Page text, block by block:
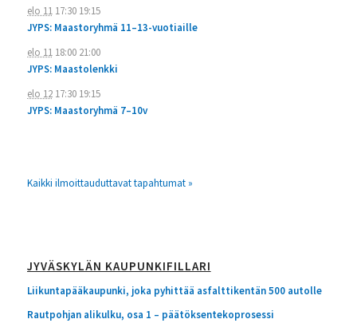
elo 1117:30 19:15
JYPS: Maastoryhmä 11–13-vuotiaille
elo 1118:00 21:00
JYPS: Maastolenkki
elo 1217:30 19:15
JYPS: Maastoryhmä 7–10v
Kaikki ilmoittauduttavat tapahtumat »
JYVÄSKYLÄN KAUPUNKIFILLARI
Liikuntapääkaupunki, joka pyhittää asfalttikentän 500 autolle
Rautpohjan alikulku, osa 1 – päätöksentekoprosessi